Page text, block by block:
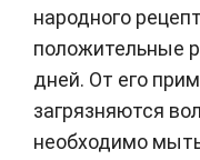
народного
положительные
дней. От его
загрязняются
необходимо